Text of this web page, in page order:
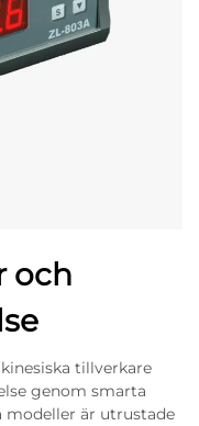
och
tillverkare
genom smarta
är utrustade